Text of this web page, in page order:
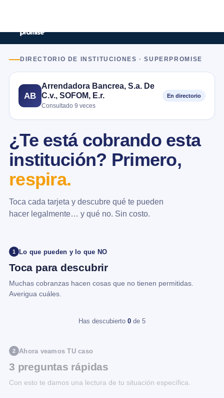
DIRECTORIO DE INSTITUCIONES · SUPERPROMISE
AB
Arrendadora Bancrea, S.a. De
C.v., SOFOM, E.r.
Consultado 9 veces
En directorio
¿Te está cobrando esta
institución? Primero,
respira.
Toca cada tarjeta y descubre qué te pueden
hacer legalmente… y qué no. Sin costo.
1 Lo que pueden y lo que NO
Toca para descubrir
Muchas cobranzas hacen cosas que no tienen permitidas.
Averigua cuáles.
Has descubierto 0 de 5
2 Ahora veamos TU caso
3 preguntas rápidas
Con esto te damos una lectura de tu situación específica.